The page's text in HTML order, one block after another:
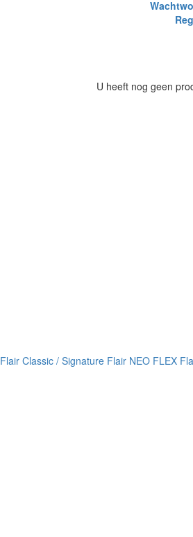
U heeft nog geen
Flair Classic / Signature Flair NEO FLEX